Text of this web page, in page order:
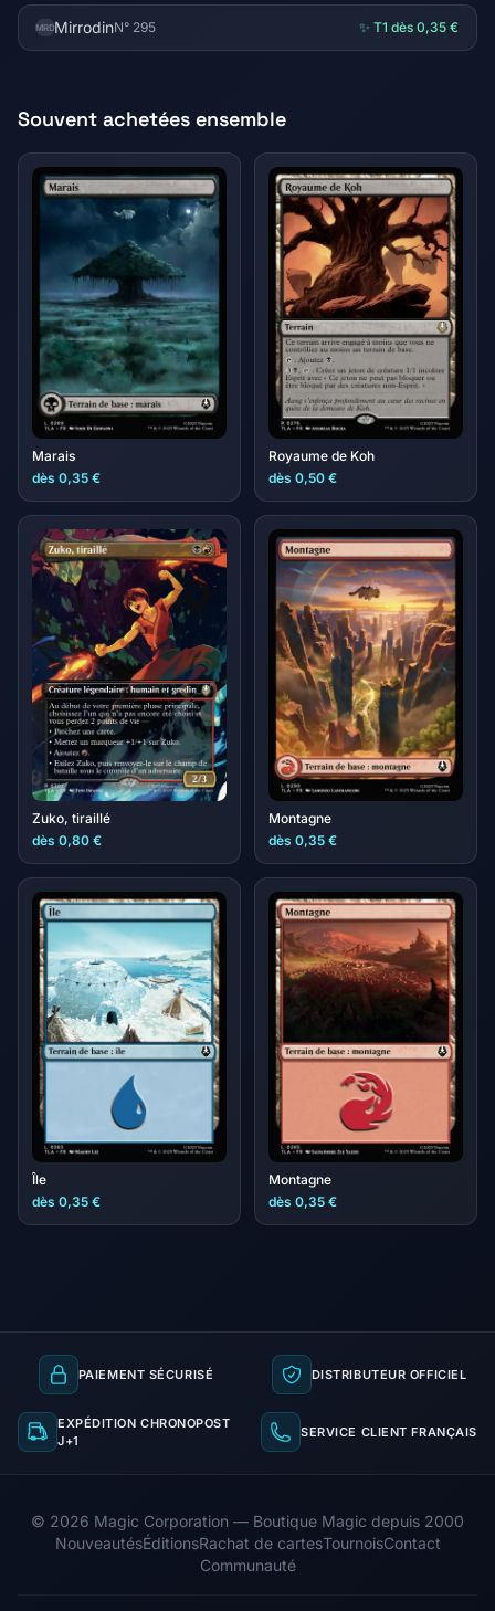
MRDMirrodinN° 295 ✨ T1 dès 0,35 €
Souvent achetées ensemble
Marais
dès 0,35 €
Royaume de Koh
dès 0,50 €
Zuko, tiraillé
dès 0,80 €
Montagne
dès 0,35 €
Île
dès 0,35 €
Montagne
dès 0,35 €
PAIEMENT SÉCURISÉ DISTRIBUTEUR OFFICIEL
EXPÉDITION CHRONOPOST
J+1
SERVICE CLIENT FRANÇAIS
© 2026 Magic Corporation — Boutique Magic depuis 2000
NouveautésÉditionsRachat de cartesTournoisContact
Communauté